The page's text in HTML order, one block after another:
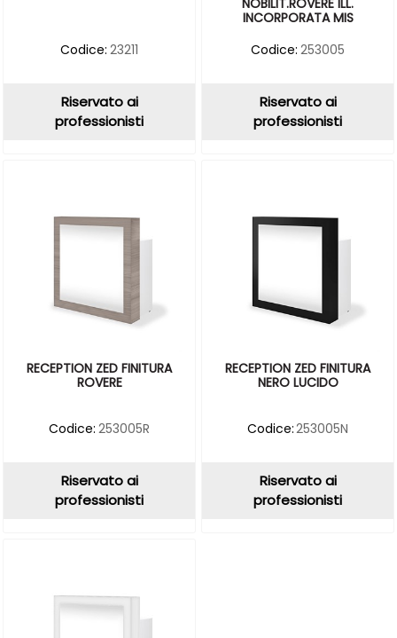
Codice: 23211
Riservato ai
professionisti
INCORPORATA MIS
Codice: 253005
Riservato ai
professionisti
RECEPTION ZED FINITURA
ROVERE
Codice: 253005R
Riservato ai
professionisti
RECEPTION ZED FINITURA
NERO LUCIDO
Codice:253005N
Riservato ai
professionisti